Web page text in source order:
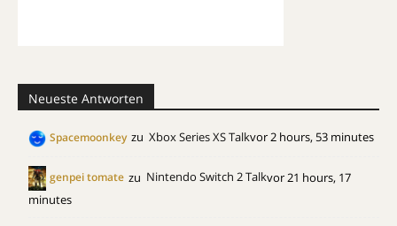
Neueste Antworten
Spacemoonkey zu Xbox Series XS Talkvor 2 hours, 53 minutes
genpei tomate zu Nintendo Switch 2 Talkvor 21 hours, 17
minutes